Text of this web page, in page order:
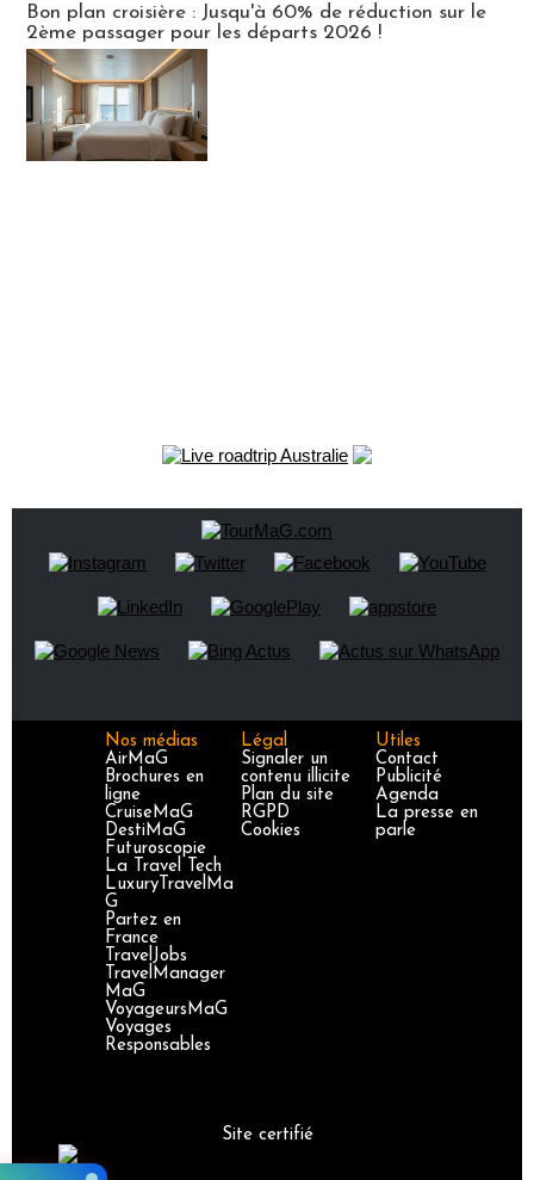
Bon plan croisière : Jusqu'à 60% de réduction sur le
2ème passager pour les départs 2026 !
Nos médias
AirMaG
Brochures en
ligne
CruiseMaG
DestiMaG
Futuroscopie
La Travel Tech
LuxuryTravelMa
G
Partez en
France
TravelJobs
TravelManager
MaG
VoyageursMaG
Voyages
Responsables
Légal
Signaler un
contenu illicite
Plan du site
RGPD
Cookies
Utiles
Contact
Publicité
Agenda
La presse en
parle
Site certifié